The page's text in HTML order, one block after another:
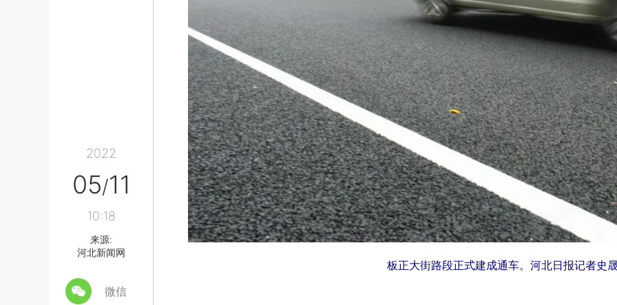
2022
05/11
10:18
来源:
河北新闻网
微信
板正大街路段正式建成通车。河北日报记者史